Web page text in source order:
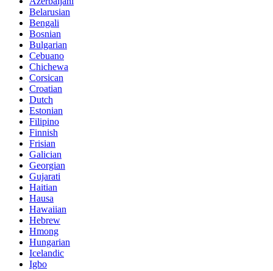
Belarusian
Bengali
Bosnian
Bulgarian
Cebuano
Chichewa
Corsican
Croatian
Dutch
Estonian
Filipino
Finnish
Frisian
Galician
Georgian
Gujarati
Haitian
Hausa
Hawaiian
Hebrew
Hmong
Hungarian
Icelandic
Igbo